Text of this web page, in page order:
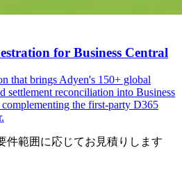
for Business Central
that brings Adyen's 150+ global
settlement reconciliation into Business
the first-party D365
件範囲に応じてお見積りします